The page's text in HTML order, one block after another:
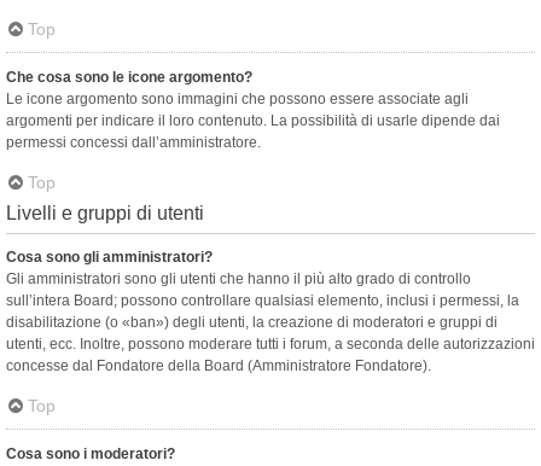
Top
Che cosa sono le icone argomento?
Le icone argomento sono immagini che possono essere associate agli
argomenti per indicare il loro contenuto. La possibilità di usarle dipende dai
permessi concessi dall’amministratore.
Top
Livelli e gruppi di utenti
Cosa sono gli amministratori?
Gli amministratori sono gli utenti che hanno il più alto grado di controllo
sull’intera Board; possono controllare qualsiasi elemento, inclusi i permessi, la
disabilitazione (o «ban») degli utenti, la creazione di moderatori e gruppi di
utenti, ecc. Inoltre, possono moderare tutti i forum, a seconda delle autorizzazioni
concesse dal Fondatore della Board (Amministratore Fondatore).
Top
Cosa sono i moderatori?